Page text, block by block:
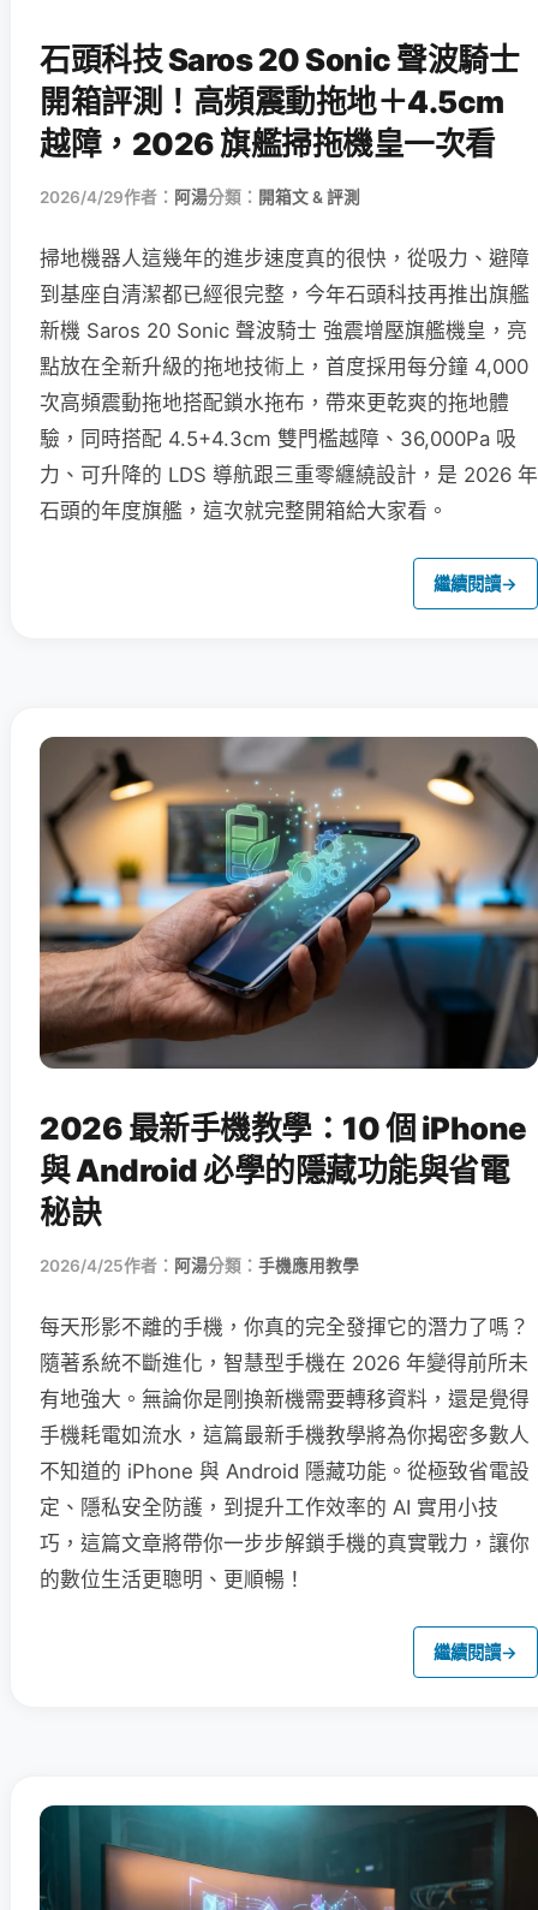
石頭科技 Saros 20 Sonic 聲波騎士
開箱評測！高頻震動拖地＋4.5cm
越障，2026 旗艦掃拖機皇一次看
2026/4/29作者： 阿湯分類： 開箱文 & 評測
掃地機器人這幾年的進步速度真的很快，從吸力、避障
到基座自清潔都已經很完整，今年石頭科技再推出旗艦
新機 Saros 20 Sonic 聲波騎士 強震增壓旗艦機皇，亮
點放在全新升級的拖地技術上，首度採用每分鐘 4,000
次高頻震動拖地搭配鎖水拖布，帶來更乾爽的拖地體
驗，同時搭配 4.5+4.3cm 雙門檻越障、36,000Pa 吸
力、可升降的 LDS 導航跟三重零纏繞設計，是 2026 年
石頭的年度旗艦，這次就完整開箱給大家看。
繼續閱讀→
2026 最新手機教學：10 個 iPhone
與 Android 必學的隱藏功能與省電
秘訣
2026/4/25作者： 阿湯分類： 手機應用教學
每天形影不離的手機，你真的完全發揮它的潛力了嗎？
隨著系統不斷進化，智慧型手機在 2026 年變得前所未
有地強大。無論你是剛換新機需要轉移資料，還是覺得
手機耗電如流水，這篇最新手機教學將為你揭密多數人
不知道的 iPhone 與 Android 隱藏功能。從極致省電設
定、隱私安全防護，到提升工作效率的 AI 實用小技
巧，這篇文章將帶你一步步解鎖手機的真實戰力，讓你
的數位生活更聰明、更順暢！
繼續閱讀→